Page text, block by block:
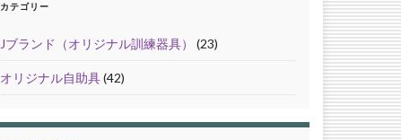
カテゴリー
Jブランド（オリジナル訓練器具） (23)
オリジナル自助具(42)